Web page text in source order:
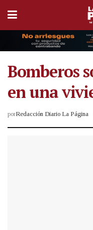
Bomberos
en una
porRedacción Diario La Página